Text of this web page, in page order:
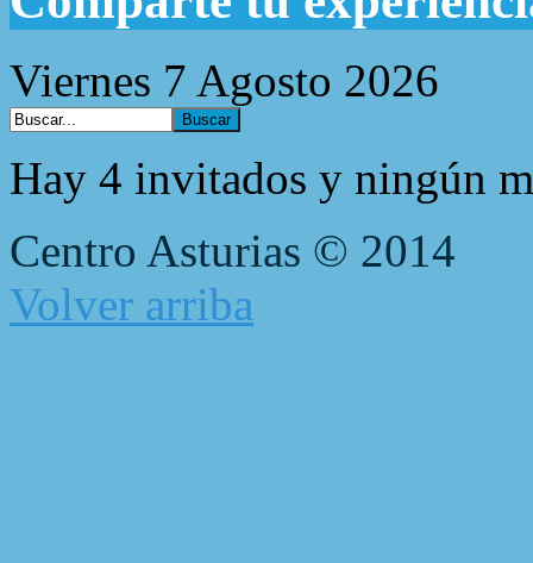
Viernes 7 Agosto 2026
Hay 4 invitados y ningún
Centro Asturias © 2014
Volver arriba